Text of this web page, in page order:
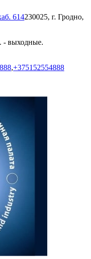
614230025, г. Гродно,
- выходные.
,+375152554888